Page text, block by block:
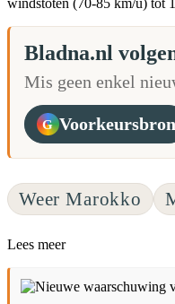
windstoten (70-85 km/u) tot
Bladna.nl
Mis geen enkel
G Voorkeursbron
Weer Marokko
Lees meer